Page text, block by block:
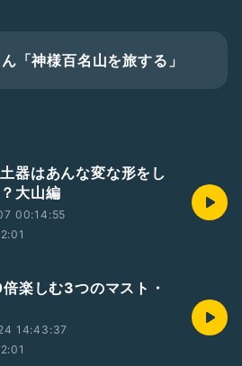
「神様百名山を旅する」
器はあんな変な形をし
大山編
00:14:55
楽しむ3つのマスト・
14:43:37